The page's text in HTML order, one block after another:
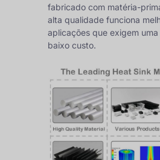
fabricado com matéria-
alta qualidade funciona
aplicações que exigem
baixo custo.